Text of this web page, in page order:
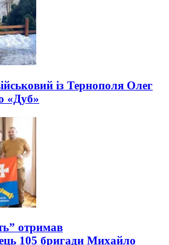
із Тернополя Олег
«Дуб»
отримав
105 бригади Михайло